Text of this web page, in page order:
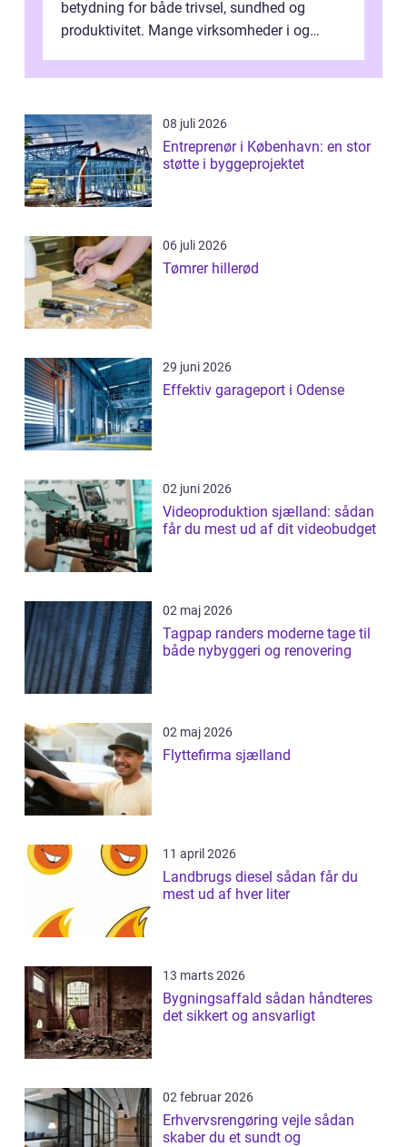
betydning for både trivsel, sundhed og
produktivitet. Mange virksomheder i og
08 juli 2026
Entreprenør i København: en stor
støtte i byggeprojektet
06 juli 2026
Tømrer hillerød
29 juni 2026
Effektiv garageport i Odense
02 juni 2026
Videoproduktion sjælland: sådan
får du mest ud af dit videobudget
02 maj 2026
Tagpap randers moderne tage til
både nybyggeri og renovering
02 maj 2026
Flyttefirma sjælland
11 april 2026
Landbrugs diesel sådan får du
mest ud af hver liter
13 marts 2026
Bygningsaffald sådan håndteres
det sikkert og ansvarligt
02 februar 2026
Erhvervsrengøring vejle sådan
skaber du et sundt og